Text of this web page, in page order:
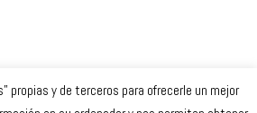
Femenino. 2023
propias y de terceros para ofrecerle un mejor